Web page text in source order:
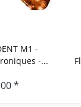
M1 -
-...
*